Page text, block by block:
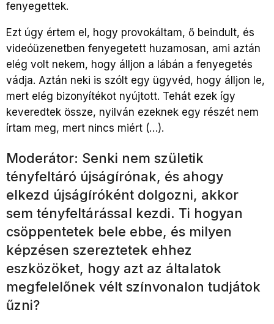
fenyegettek.
Ezt úgy értem el, hogy provokáltam, ő beindult, és
videóüzenetben fenyegetett huzamosan, ami aztán
elég volt nekem, hogy álljon a lábán a fenyegetés
vádja. Aztán neki is szólt egy ügyvéd, hogy álljon le,
mert elég bizonyítékot nyújtott. Tehát ezek így
keveredtek össze, nyilván ezeknek egy részét nem
írtam meg, mert nincs miért (…).
Moderátor: Senki nem születik
tényfeltáró újságírónak, és ahogy
elkezd újságíróként dolgozni, akkor
sem tényfeltárással kezdi. Ti hogyan
csöppentetek bele ebbe, és milyen
képzésen szereztetek ehhez
eszközöket, hogy azt az általatok
megfelelőnek vélt színvonalon tudjátok
űzni?